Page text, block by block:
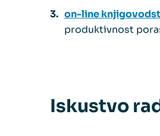
on-line
produktivnost
Iskustvo